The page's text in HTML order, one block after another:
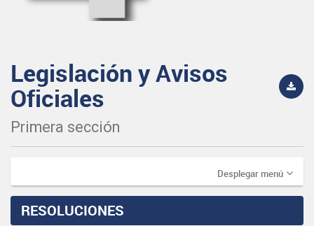
Legislación y Avisos
Oficiales
Primera sección
Desplegar menú
RESOLUCIONES